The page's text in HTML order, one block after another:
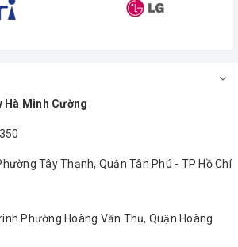
Hà Minh Cường
Tây Thạnh, Quận Tân Phú - TP Hồ Chí
Phường Hoàng Văn Thụ, Quận Hoàng